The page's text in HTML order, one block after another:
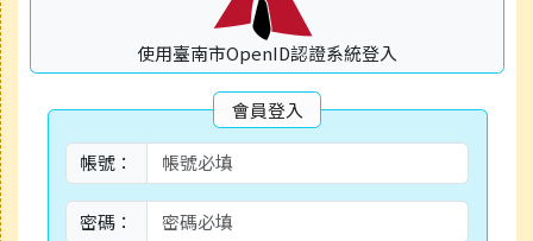
使用臺南市OpenID認證系統登入
會員登入
帳號：
密碼：